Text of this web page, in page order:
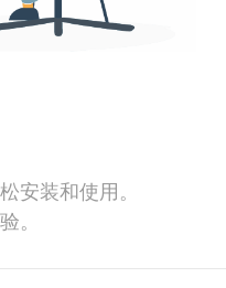
安装和使用。
。